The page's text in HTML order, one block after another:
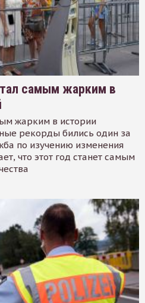
самым жарким в
жарким в истории
рекорды бились один за
по изучению изменения
что этот год станет самым